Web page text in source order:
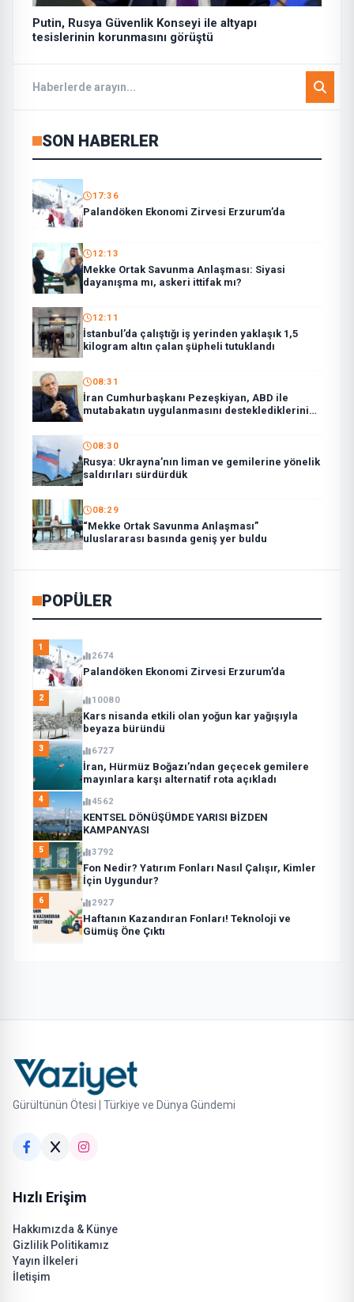
Putin, Rusya Güvenlik Konseyi ile altyapı
tesislerinin korunmasını görüştü
SON HABERLER
17:36
Palandöken Ekonomi Zirvesi Erzurum’da
12:13
Mekke Ortak Savunma Anlaşması: Siyasi
dayanışma mı, askeri ittifak mı?
12:11
İstanbul’da çalıştığı iş yerinden yaklaşık 1,5
kilogram altın çalan şüpheli tutuklandı
08:31
İran Cumhurbaşkanı Pezeşkiyan, ABD ile
mutabakatın uygulanmasını desteklediklerini
08:30
Rusya: Ukrayna’nın liman ve gemilerine yönelik
saldırıları sürdürdük
08:29
“Mekke Ortak Savunma Anlaşması”
uluslararası basında geniş yer buldu
POPÜLER
1
2674
Palandöken Ekonomi Zirvesi Erzurum’da
2 10080
Kars nisanda etkili olan yoğun kar yağışıyla
beyaza büründü
3 6727
İran, Hürmüz Boğazı’ndan geçecek gemilere
mayınlara karşı alternatif rota açıkladı
4 4562
KENTSEL DÖNÜŞÜMDE YARISI BİZDEN
KAMPANYASI
5 3792
Fon Nedir? Yatırım Fonları Nasıl Çalışır, Kimler
İçin Uygundur?
6 2927
Haftanın Kazandıran Fonları! Teknoloji ve
Gümüş Öne Çıktı
Gürültünün Ötesi | Türkiye ve Dünya Gündemi
Hızlı Erişim
Hakkımızda & Künye
Gizlilik Politikamız
Yayın İlkeleri
İletişim